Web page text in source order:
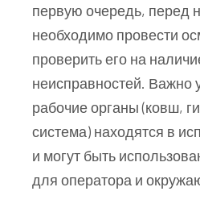
первую очередь, перед
необходимо провести
проверить его на
неисправностей. Важно
рабочие органы (ковш,
система) находятся в
и могут быть
для оператора и